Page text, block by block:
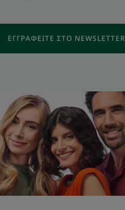
ΕΓΓΡΑΦΕΊΤΕ ΣΤΟ NEWSLETTER